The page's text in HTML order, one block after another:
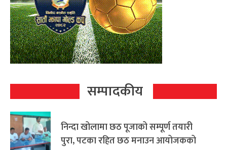
सम्पादकीय
निन्दा खोलामा छठ पूजाको सम्पूर्ण तयारी
पुरा, पटका रहित छठ मनाउन आयोजकको